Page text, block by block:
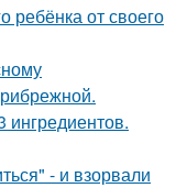
ребёнка от своего
ингредиентов.
- и взорвали